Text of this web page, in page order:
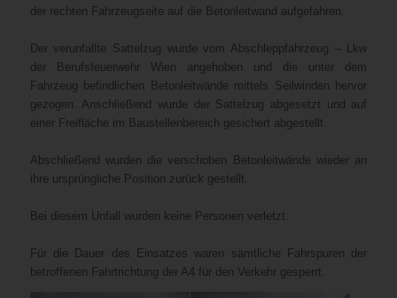
der rechten Fahrzeugseite auf die Betonleitwand aufgefahren.
Der verunfallte Sattelzug wurde vom Abschleppfahrzeug – Lkw
der Berufsfeuerwehr Wien angehoben und die unter dem
Fahrzeug befindlichen Betonleitwände mittels Seilwinden hervor
gezogen. Anschließend wurde der Sattelzug abgesetzt und auf
einer Freifläche im Baustellenbereich gesichert abgestellt.
Abschließend wurden die verschoben Betonleitwände wieder an
ihre ursprüngliche Position zurück gestellt.
Bei diesem Unfall wurden keine Personen verletzt.
Für die Dauer des Einsatzes waren sämtliche Fahrspuren der
betroffenen Fahrtrichtung der A4 für den Verkehr gesperrt.